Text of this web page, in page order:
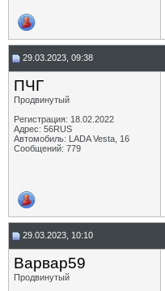
29.03.2023, 09:38
ПЧГ
Продвинутый
Регистрация: 18.02.2022
Адрес: 56RUS
Автомобиль: LADA Vesta, 16
Сообщений: 779
29.03.2023, 10:10
Варвар59
Продвинутый